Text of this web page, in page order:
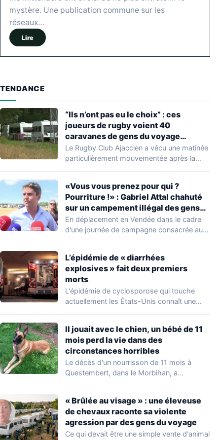
mystère. Une publication commune sur les
réseaux…
Lire
TENDANCE
“Ils n’ont pas eu le choix” : ces
joueurs de rugby voient 40
caravanes de gens du voyage
s’installer dans leur stade, ils les
délogent en moins d’1 heure
Le Rugby Club Ajaccien a vécu une matinée
particulièrement mouvementée après la
«Vous vous prenez pour qui ?
Pourriture !» : Gabriel Attal chahuté
sur un campement illégal des gens
du voyage
En déplacement en Vendée dans le cadre
d'une journée de campagne consacrée aux
L’épidémie de « diarrhées
explosives » fait deux premiers
morts
L'épidémie de cyclosporose qui touche
actuellement les États-Unis connaît une
Il jouait avec le chien, un bébé de 11
mois perd la vie dans des
circonstances horribles
Le décès d'un nourrisson de 11 mois à
Questembert, dans le Morbihan, a
« Brûlée au visage » : une éleveuse
de chevaux raconte sa violente
agression par des gens du voyage
Ce qui devait être une simple vente d'animal